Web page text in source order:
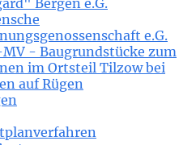
Bergen e.G.
e.G.
MV - Baugrundstücke zum
im Ortsteil Tilzow bei
auf Rügen